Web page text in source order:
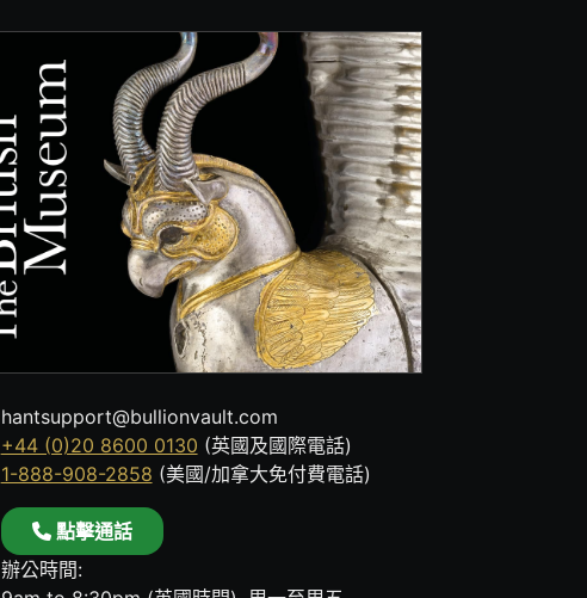
hantsupport@bullionvault.com
+44 (0)20 8600 0130 (英國及國際電話)
1-888-908-2858 (美國/加拿大免付費電話)
點擊通話
辦公時間: